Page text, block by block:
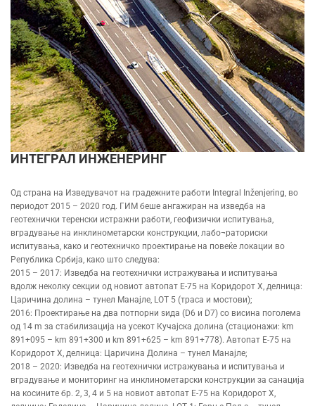
ИНТЕГРАЛ ИНЖЕНЕРИНГ
Oд страна на Изведувачот на градежните работи Integral Inženjering, во
периодот 2015 – 2020 год. ГИМ беше ангажиран на изведба на
геотехнички теренски истражни работи, геофизички испитувања,
вградување на инклинометарски конструкции, лабо¬раториски
испитувања, како и геотехничко проектирање на повеќе локации во
Република Србија, како што следува:
2015 – 2017: Изведба на геотехнички истражувања и испитувања
вдолж неколку секции од новиот автопат Е-75 на Коридорот X, делница:
Царичина долина – тунел Манајле, LOT 5 (траса и мостови);
2016: Проектирање на два потпорни ѕида (D6 и D7) со висина поголема
од 14 m за стабилизација на усекот Кучајска долина (стационажи: km
891+095 – km 891+300 и km 891+625 – km 891+778). Автопат Е-75 на
Коридорот X, делница: Царичина Долина – тунел Манајле;
2018 – 2020: Изведба на геотехнички истражувања и испитувања и
вградување и мониторинг на инклинометарски конструкции за санација
на косините бр. 2, 3, 4 и 5 на новиот автопат Е-75 на Коридорот X,